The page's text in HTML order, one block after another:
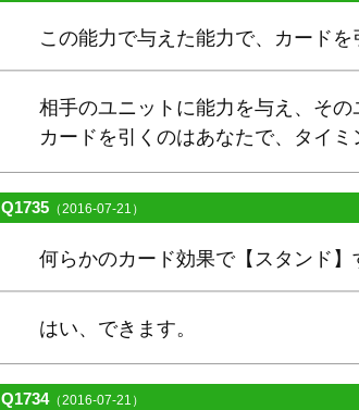
この能力で与えた能力で、カード
相手のユニットに能力を与え、そ
カードを引くのはあなたで、タイ
Q1735 （2016-07-21）
何らかのカード効果で【スタンド】
はい、できます。
Q1734（2016-07-21）